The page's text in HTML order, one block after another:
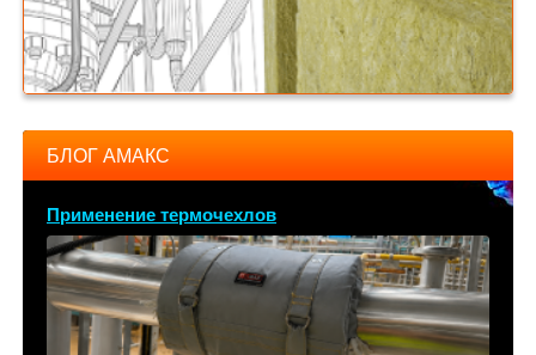
БЛОГ АМАКС
Применение термочехлов